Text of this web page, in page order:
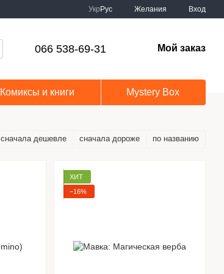
Укр Рус Желания Вход
066 538-69-31 Мой заказ
Комиксы и книги Mystery Box
сначала дешевле сначала дороже по названию
ХИТ
−16%